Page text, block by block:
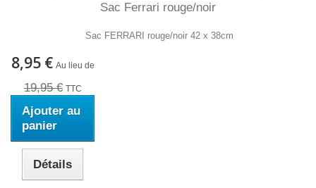
Sac Ferrari rouge/noir
Sac FERRARI rouge/noir 42 x 38cm
8,95 € Au lieu de
19,95 € TTC
Ajouter au
panier
Détails